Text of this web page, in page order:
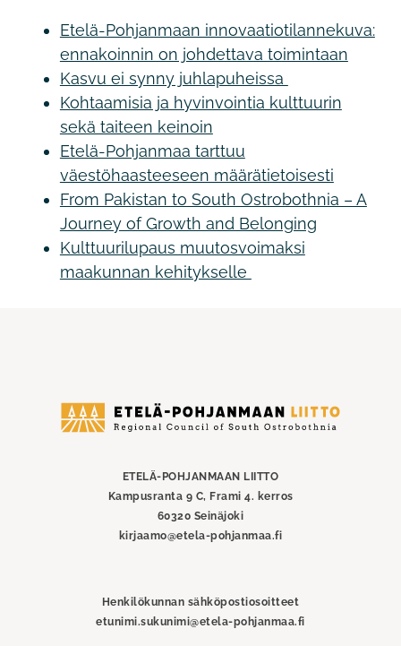
Etelä-Pohjanmaan innovaatiotilannekuva:
ennakoinnin on johdettava toimintaan
Kasvu ei synny juhlapuheissa
Kohtaamisia ja hyvinvointia kulttuurin
sekä taiteen keinoin
Etelä-Pohjanmaa tarttuu
väestöhaasteeseen määrätietoisesti
From Pakistan to South Ostrobothnia – A
Journey of Growth and Belonging
Kulttuurilupaus muutosvoimaksi
maakunnan kehitykselle
Etelä-
ETELÄ-POHJANMAAN LIITTO
Kampusranta 9 C, Frami 4. kerros
60320 Seinäjoki
kirjaamo@etela-pohjanmaa.fi
Henkilökunnan sähköpostiosoitteet
etunimi.sukunimi@etela-pohjanmaa.fi